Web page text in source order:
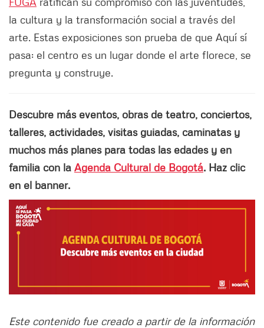
la cultura y la transformación social a través del
arte. Estas exposiciones son prueba de que Aquí sí
pasa: el centro es un lugar donde el arte florece, se
pregunta y construye.
Descubre más eventos, obras de teatro, conciertos,
talleres, actividades, visitas guiadas, caminatas y
muchos más planes para todas las edades y en
familia con la Agenda Cultural de Bogotá. Haz clic
en el banner.
Este contenido fue creado a partir de la información